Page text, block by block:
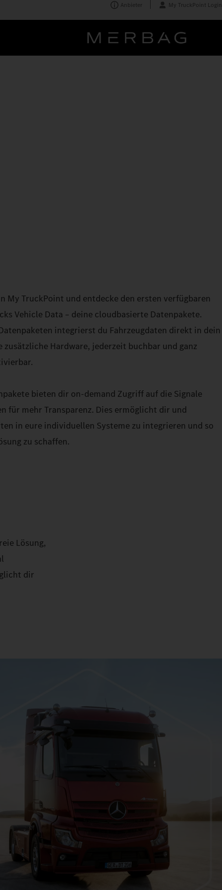
Anbieter My TruckPoint Login
My TruckPoint und entdecke den ersten verfügbaren
Vehicle Data – deine cloudbasierte Datenpakete.
integrierst du Fahrzeugdaten direkt in dein
zusätzliche Hardware, jederzeit buchbar und ganz
bieten dir on-demand Zugriff auf die Signale
für mehr Transparenz. Dies ermöglicht dir und
in eure individuellen Systeme zu integrieren und so
zu schaffen.
Lösung,
dir